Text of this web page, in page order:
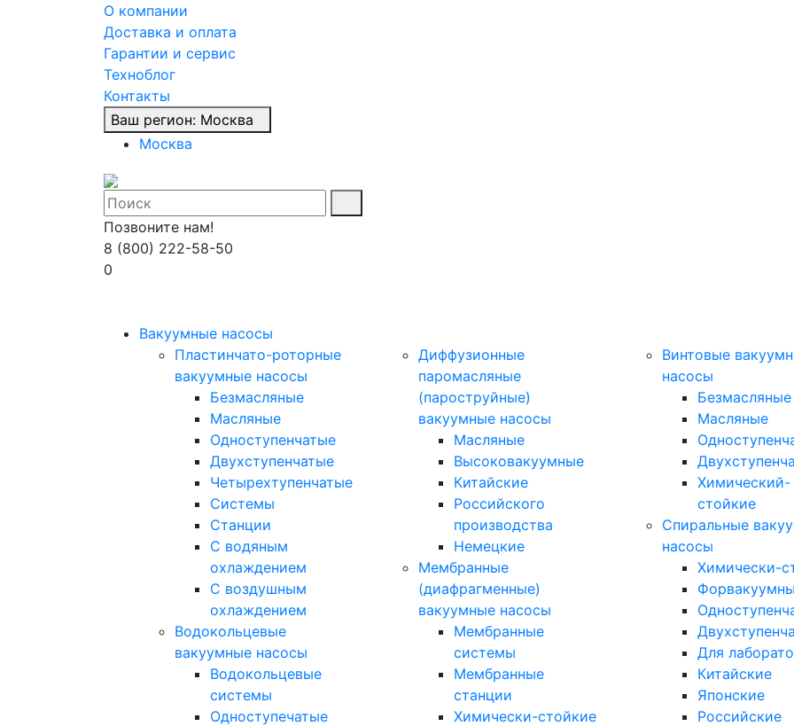
О компании
Доставка и оплата
Гарантии и сервис
Техноблог
Контакты
Ваш регион: Москва
Москва
Позвоните нам!
8 (800) 222-58-50
0
Вакуумные насосы
Пластинчато-роторные
вакуумные насосы
Безмасляные
Масляные
Одноступенчатые
Двухступенчатые
Четырехтупенчатые
Системы
Станции
С водяным
охлаждением
С воздушным
охлаждением
Водокольцевые
вакуумные насосы
Водокольцевые
системы
Одноступечатые
Диффузионные
паромасляные
(пароструйные)
вакуумные насосы
Масляные
Высоковакуумные
Китайские
Российского
производства
Немецкие
Мембранные
(диафрагменные)
вакуумные насосы
Мембранные
системы
Мембранные
станции
Химически-стойкие
Винтовые
насосы
Безмасляные
Масляные
Химический-
стойкие
Спиральные
насосы
Химически-
Для
Китайские
Японские
Российские